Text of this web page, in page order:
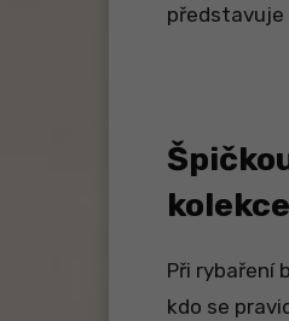
představuje
Při rybaření
kdo se